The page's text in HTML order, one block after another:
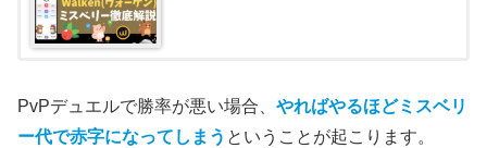
PvPデュエルで勝率が悪い場合、 やればやるほどミスベリ
ー代で赤字になってしまう ということが起こります。